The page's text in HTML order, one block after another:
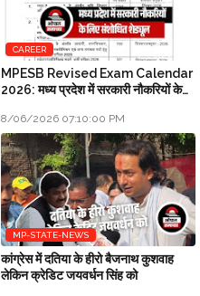
CAREER
MPESB Revised Exam Calendar
2026: मध्य प्रदेश में सरकारी नौकरियों के
8/06/2026 07:10:00 PM
MP-STATE-NEWS
कांग्रेस में दतिया के हीरो बैजनाथ कुशवाह
लेकिन क्रेडिट जयवर्धन सिंह को